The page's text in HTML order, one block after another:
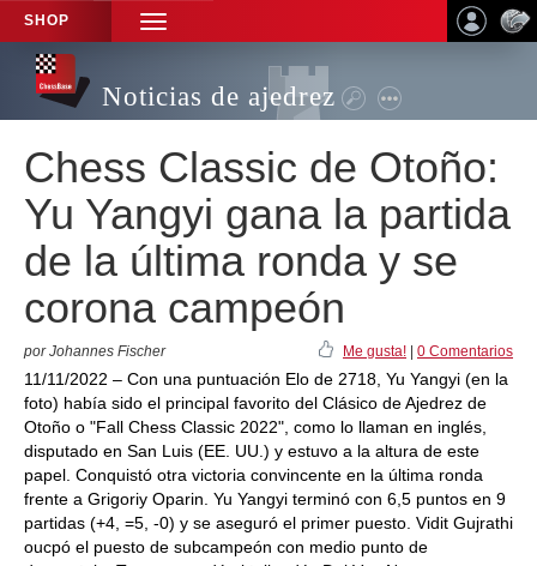
SHOP
TOGGLE
NAVIGATION
Noticias de ajedrez
Chess Classic de Otoño:
Yu Yangyi gana la partida
de la última ronda y se
corona campeón
por Johannes Fischer Me gusta! 0 Comentarios
11/11/2022 – Con una puntuación Elo de 2718, Yu Yangyi (en la
foto) había sido el principal favorito del Clásico de Ajedrez de
Otoño o "Fall Chess Classic 2022", como lo llaman en inglés,
disputado en San Luis (EE. UU.) y estuvo a la altura de este
papel. Conquistó otra victoria convincente en la última ronda
frente a Grigoriy Oparin. Yu Yangyi terminó con 6,5 puntos en 9
partidas (+4, =5, -0) y se aseguró el primer puesto. Vidit Gujrathi
oucpó el puesto de subcampeón con medio punto de